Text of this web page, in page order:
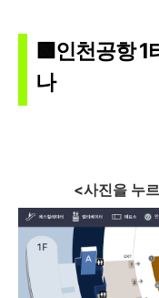
🟩인천공항
나
<사진을 누